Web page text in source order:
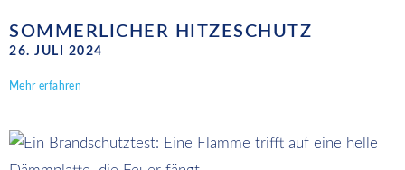
SOMMERLICHER HITZESCHUTZ
26. JULI 2024
Mehr erfahren